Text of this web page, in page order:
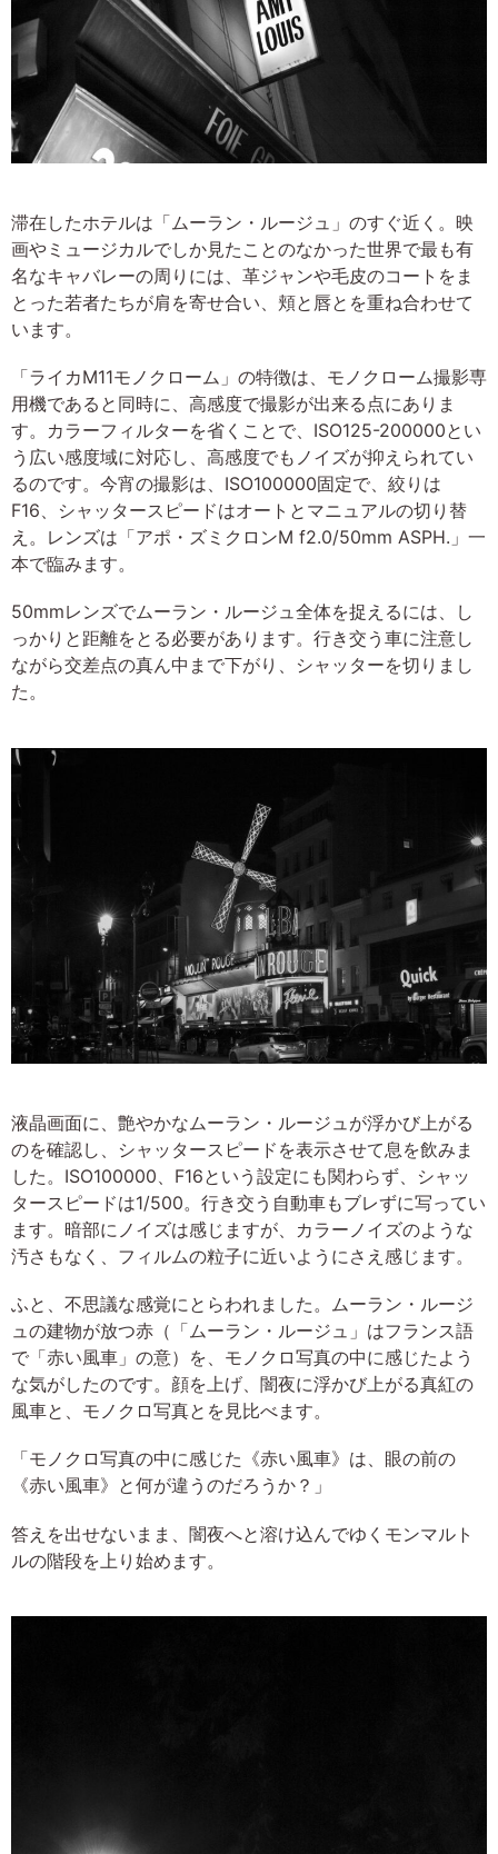
滞在したホテルは「ムーラン・ルージュ」のすぐ近く。映
画やミュージカルでしか見たことのなかった世界で最も有
名なキャバレーの周りには、革ジャンや毛皮のコートをま
とった若者たちが肩を寄せ合い、頬と唇とを重ね合わせて
います。
「ライカM11モノクローム」の特徴は、モノクローム撮影専
用機であると同時に、高感度で撮影が出来る点にありま
す。カラーフィルターを省くことで、ISO125-200000とい
う広い感度域に対応し、高感度でもノイズが抑えられてい
るのです。今宵の撮影は、ISO100000固定で、絞りは
F16、シャッタースピードはオートとマニュアルの切り替
え。レンズは「アポ・ズミクロンM f2.0/50mm ASPH.」一
本で臨みます。
50mmレンズでムーラン・ルージュ全体を捉えるには、し
っかりと距離をとる必要があります。行き交う車に注意し
ながら交差点の真ん中まで下がり、シャッターを切りまし
た。
液晶画面に、艶やかなムーラン・ルージュが浮かび上がる
のを確認し、シャッタースピードを表示させて息を飲みま
した。ISO100000、F16という設定にも関わらず、シャッ
タースピードは1/500。行き交う自動車もブレずに写ってい
ます。暗部にノイズは感じますが、カラーノイズのような
汚さもなく、フィルムの粒子に近いようにさえ感じます。
ふと、不思議な感覚にとらわれました。ムーラン・ルージ
ュの建物が放つ赤（「ムーラン・ルージュ」はフランス語
で「赤い風車」の意）を、モノクロ写真の中に感じたよう
な気がしたのです。顔を上げ、闇夜に浮かび上がる真紅の
風車と、モノクロ写真とを見比べます。
「モノクロ写真の中に感じた《赤い風車》は、眼の前の
《赤い風車》と何が違うのだろうか？」
答えを出せないまま、闇夜へと溶け込んでゆくモンマルト
ルの階段を上り始めます。